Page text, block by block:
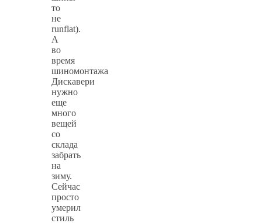
то
не
runflat).
А
во
время
шиномонтажа
Дискавери
нужно
еще
много
вещей
со
склада
забрать
на
зиму.
Сейчас
просто
умерил
стиль